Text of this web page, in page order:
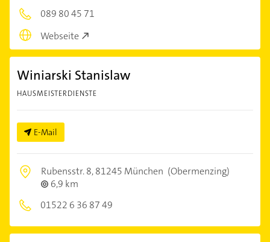
089 80 45 71
Webseite
Winiarski Stanislaw
HAUSMEISTERDIENSTE
E-Mail
Rubensstr. 8,81245 München (Obermenzing)
6,9 km
01522 6 36 87 49